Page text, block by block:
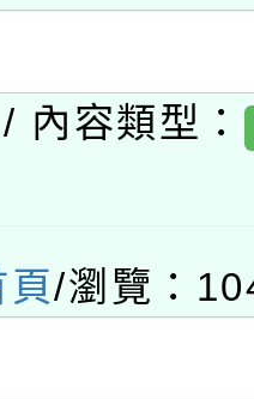
範大學辦理
進學校輔導
育研究院中
育政策研討
國民及學前
研習實施計
坊新北場」
班」招生簡
平台-教案
及學前教育
19疫苗接
腔健康促進
容類型：
頁/瀏覽：